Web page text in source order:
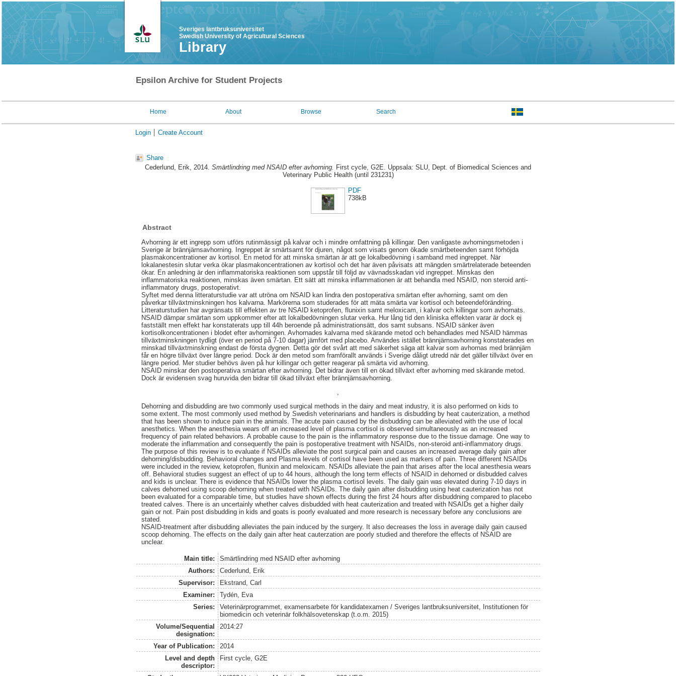
Sveriges lantbruksuniversitet
Swedish University of Agricultural Sciences
Library
Epsilon Archive for Student Projects
Home About Browse Search
Login Create Account
Share
Cederlund, Erik, 2014. Smärtlindring med NSAID efter avhorning. First cycle, G2E. Uppsala: SLU, Dept. of Biomedical Sciences and
Veterinary Public Health (until 231231)
PDF
738kB
Abstract
Avhorning är ett ingrepp som utförs rutinmässigt på kalvar och i mindre omfattning på killingar. Den vanligaste avhorningsmetoden i
Sverige är brännjärnsavhorning. Ingreppet är smärtsamt för djuren, något som visats genom ökade smärtbeteenden samt förhöjda
plasmakoncentrationer av kortisol. En metod för att minska smärtan är att ge lokalbedövning i samband med ingreppet. När
lokalanestesin slutar verka ökar plasmakoncentrationen av kortisol och det har även påvisats att mängden smärtrelaterade beteenden
ökar. En anledning är den inflammatoriska reaktionen som uppstår till följd av vävnadsskadan vid ingreppet. Minskas den
inflammatoriska reaktionen, minskas även smärtan. Ett sätt att minska inflammationen är att behandla med NSAID, non steroid anti-
inflammatory drugs, postoperativt.
Syftet med denna litteraturstudie var att utröna om NSAID kan lindra den postoperativa smärtan efter avhorning, samt om den
påverkar tillväxtminskningen hos kalvarna. Markörerna som studerades för att mäta smärta var kortisol och beteendeförändring.
Litteraturstudien har avgränsats till effekten av tre NSAID ketoprofen, flunixin samt meloxicam, i kalvar och killingar som avhornats.
NSAID dämpar smärtan som uppkommer efter att lokalbedövningen slutar verka. Hur lång tid den kliniska effekten varar är dock ej
fastställt men effekt har konstaterats upp till 44h beroende på administrationsätt, dos samt subsans. NSAID sänker även
kortisolkoncentrationen i blodet efter avhorningen. Avhornades kalvarna med skärande metod och behandlades med NSAID hämmas
tillväxtminskningen tydligt (över en period på 7-10 dagar) jämfört med placebo. Användes istället brännjärnsavhorning konstaterades en
minskad tillväxtminskning endast de första dygnen. Detta gör det svårt att med säkerhet säga att kalvar som avhornas med brännjärn
får en högre tillväxt över längre period. Dock är den metod som framförallt används i Sverige dåligt utredd när det gäller tillväxt över en
längre period. Mer studier behövs även på hur killingar och getter reagerar på smärta vid avhorning.
NSAID minskar den postoperativa smärtan efter avhorning. Det bidrar även till en ökad tillväxt efter avhorning med skärande metod.
Dock är evidensen svag huruvida den bidrar till ökad tillväxt efter brännjärnsavhorning.
Dehorning and disbudding are two commonly used surgical methods in the dairy and meat industry, it is also performed on kids to
some extent. The most commonly used method by Swedish veterinarians and handlers is disbudding by heat cauterization, a method
that has been shown to induce pain in the animals. The acute pain caused by the disbudding can be alleviated with the use of local
anesthetics. When the anesthesia wears off an increased level of plasma cortisol is observed simultaneously as an increased
frequency of pain related behaviors. A probable cause to the pain is the inflammatory response due to the tissue damage. One way to
moderate the inflammation and consequently the pain is postoperative treatment with NSAIDs, non-steroid anti-inflammatory drugs.
The purpose of this review is to evaluate if NSAIDs alleviate the post surgical pain and causes an increased average daily gain after
dehorning/disbudding. Behavioral changes and Plasma levels of cortisol have been used as markers of pain. Three different NSAIDs
were included in the review, ketoprofen, flunixin and meloxicam. NSAIDs alleviate the pain that arises after the local anesthesia wears
off. Behavioral studies suggest an effect of up to 44 hours, although the long term effects of NSAID in dehorned or disbudded calves
and kids is unclear. There is evidence that NSAIDs lower the plasma cortisol levels. The daily gain was elevated during 7-10 days in
calves dehorned using scoop dehorning when treated with NSAIDs. The daily gain after disbudding using heat cauterization has not
been evaluated for a comparable time, but studies have shown effects during the first 24 hours after disbuddning compared to placebo
treated calves. There is an uncertainly whether calves disbudded with heat cauterization and treated with NSAIDs get a higher daily
gain or not. Pain post disbudding in kids and goats is poorly evaluated and more research is necessary before any conclusions are
stated.
NSAID-treatment after disbudding alleviates the pain induced by the surgery. It also decreases the loss in average daily gain caused
scoop dehorning. The effects on the daily gain after heat cauterzation are poorly studied and therefore the effects of NSAID are
unclear.
Main title:
Smärtlindring med NSAID efter avhorning
Authors:
Cederlund, Erik
Supervisor:
Ekstrand, Carl
Examiner:
Tydén, Eva
Series:
Veterinärprogrammet, examensarbete för kandidatexamen / Sveriges lantbruksuniversitet, Institutionen för
biomedicin och veterinär folkhälsovetenskap (t.o.m. 2015)
Volume/Sequential
designation:
2014:27
Year of Publication:
2014
Level and depth
descriptor:
First cycle, G2E